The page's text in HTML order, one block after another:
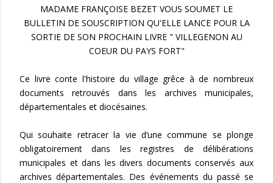
MADAME FRANÇOISE BEZET VOUS SOUMET LE
BULLETIN DE SOUSCRIPTION QU'ELLE LANCE POUR LA
SORTIE DE SON PROCHAIN LIVRE " VILLEGENON AU
COEUR DU PAYS FORT"
Ce livre conte l'histoire du village grêce à de nombreux
documents retrouvés dans les archives municipales,
départementales et diocésaines.
Qui souhaite retracer la vie d’une commune se plonge
obligatoirement dans les registres de délibérations
municipales et dans les divers documents conservés aux
archives départementales. Des événements du passé se